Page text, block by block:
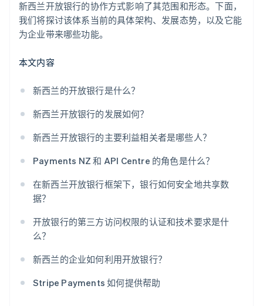
新西兰开放银行的协作方式影响了其范围和形态。下面，
我们将探讨该体系当前的具体架构、发展态势，以及它能
为企业带来哪些功能。
本文内容
新西兰的开放银行是什么？
新西兰开放银行的发展如何？
新西兰开放银行的主要利益相关者是哪些人？
Payments NZ 和 API Centre 的角色是什么？
在新西兰开放银行框架下，银行如何安全地共享数
据？
开放银行的第三方访问权限的认证和技术要求是什
么？
新西兰的企业如何利用开放银行？
Stripe Payments 如何提供帮助